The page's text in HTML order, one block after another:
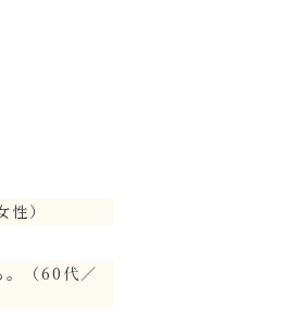
）
。（60代／